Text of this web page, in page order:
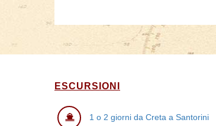
ESCURSIONI
1 o 2 giorni da Creta a Santorini